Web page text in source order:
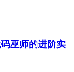
巫师的进阶实